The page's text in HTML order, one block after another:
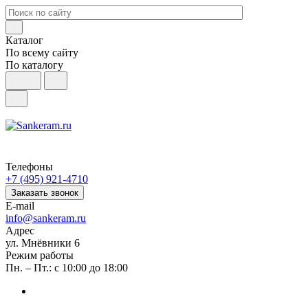
Каталог
По всему сайту
По каталогу
Телефоны
+7 (495) 921-4710
Заказать звонок
E-mail
info@sankeram.ru
Адрес
ул. Мнёвники 6
Режим работы
Пн. – Пт.: с 10:00 до 18:00